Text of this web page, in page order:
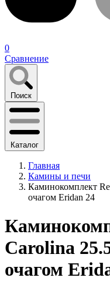
0
Сравнение
Поиск
Каталог
Главная
Камины и печи
Каминокомплект
очагом Eridan 24
Carolina
очагом